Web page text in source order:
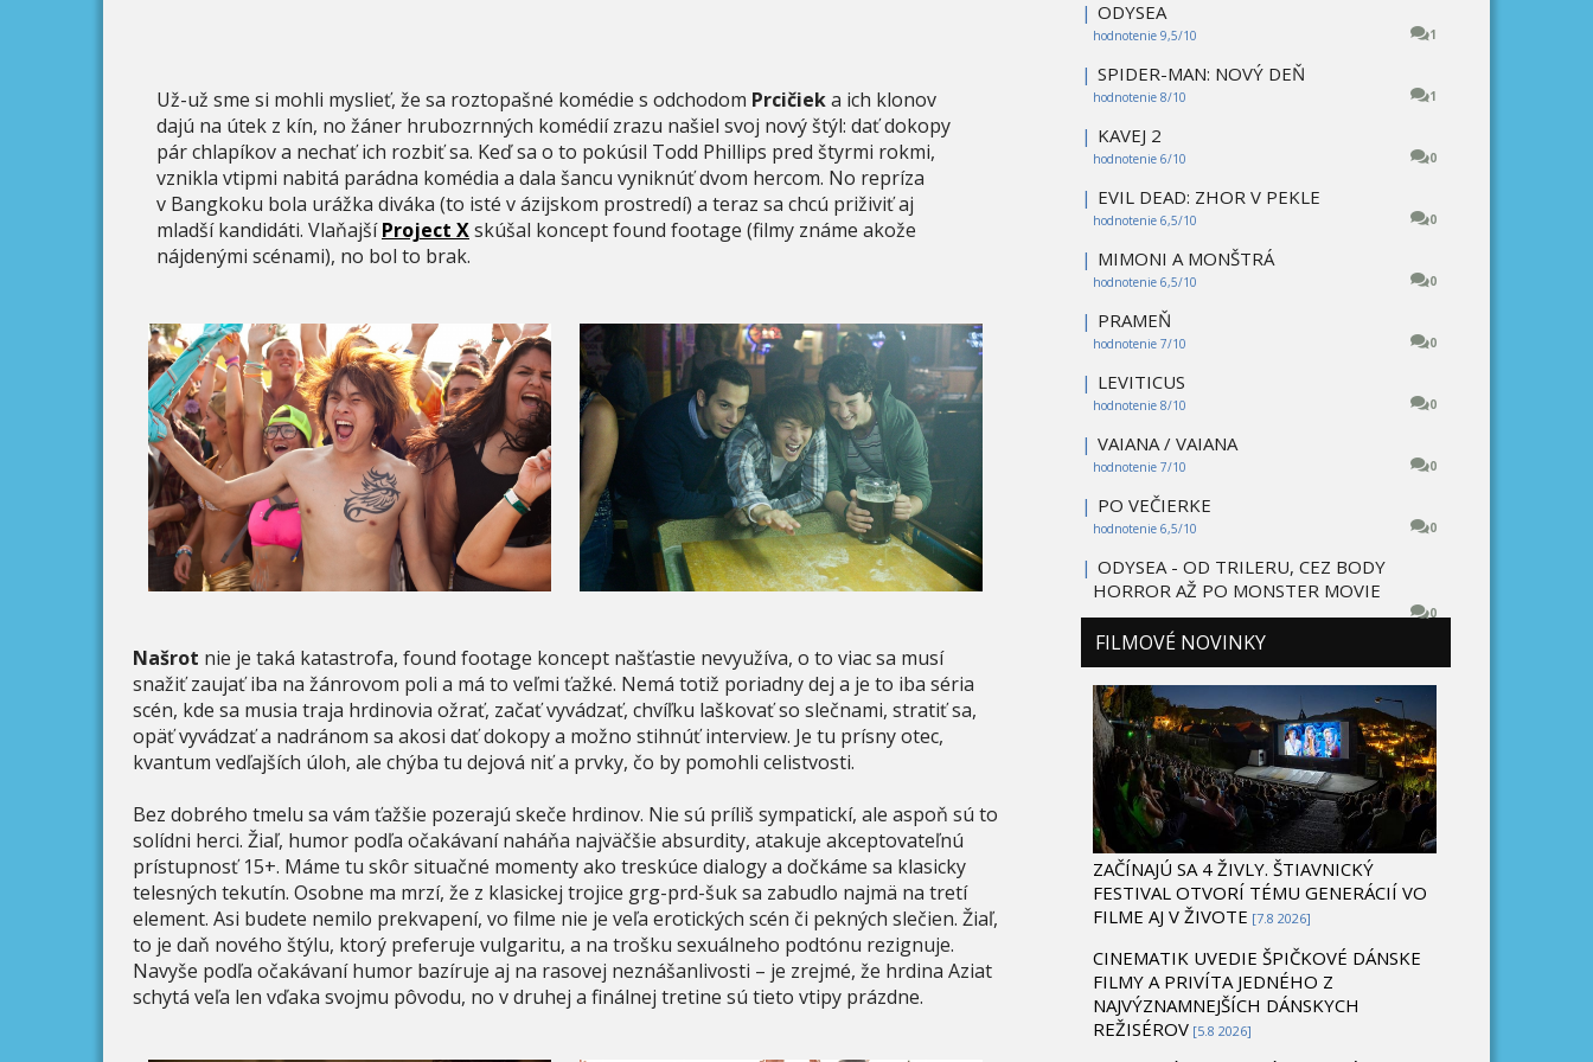
Už-už sme si mohli myslieť, že sa roztopašné komédie s odchodom Prcičieka ich klonov
dajú na útek z kín, no žáner hrubozrnných komédií zrazu našiel svoj nový štýl: dať dokopy
pár chlapíkov a nechať ich rozbiť sa. Keď sa o to pokúsil Todd Phillips pred štyrmi rokmi,
vznikla vtipmi nabitá parádna komédia a dala šancu vyniknúť dvom hercom. No repríza
v Bangkoku bola urážka diváka (to isté v ázijskom prostredí) a teraz sa chcú priživiť aj
mladší kandidáti. VlaňajšíProject Xskúšal koncept found footage (filmy známe akože
nájdenými scénami), no bol to brak.
Našrot nie je taká katastrofa, found footage koncept našťastie nevyužíva, o to viac sa musí
snažiť zaujať iba na žánrovom poli a má to veľmi ťažké. Nemá totiž poriadny dej a je to iba séria
scén, kde sa musia traja hrdinovia ožrať, začať vyvádzať, chvíľku laškovať so slečnami, stratiť sa,
opäť vyvádzať a nadránom sa akosi dať dokopy a možno stihnúť interview. Je tu prísny otec,
kvantum vedľajších úloh, ale chýba tu dejová niť a prvky, čo by pomohli celistvosti.
Bez dobrého tmelu sa vám ťažšie pozerajú skeče hrdinov. Nie sú príliš sympatickí, ale aspoň sú to
solídni herci. Žiaľ, humor podľa očakávaní naháňa najväčšie absurdity, atakuje akceptovateľnú
prístupnosť 15+. Máme tu skôr situačné momenty ako treskúce dialogy a dočkáme sa klasicky
telesných tekutín. Osobne ma mrzí, že z klasickej trojice grg-prd-šuk sa zabudlo najmä na tretí
element. Asi budete nemilo prekvapení, vo filme nie je veľa erotických scén či pekných slečien. Žiaľ,
to je daň nového štýlu, ktorý preferuje vulgaritu, a na trošku sexuálneho podtónu rezignuje.
Navyše podľa očakávaní humor bazíruje aj na rasovej neznášanlivosti – je zrejmé, že hrdina Aziat
schytá veľa len vďaka svojmu pôvodu, no v druhej a finálnej tretine sú tieto vtipy prázdne.
| ODYSEA
1
hodnotenie 9,5/10
| SPIDER-MAN: NOVÝ DEŇ
1
hodnotenie 8/10
| KAVEJ 2
0
hodnotenie 6/10
| EVIL DEAD: ZHOR V PEKLE
0
hodnotenie 6,5/10
| MIMONI A MONŠTRÁ
0
hodnotenie 6,5/10
| PRAMEŇ
0
hodnotenie 7/10
| LEVITICUS
0
hodnotenie 8/10
| VAIANA / VAIANA
0
hodnotenie 7/10
| PO VEČIERKE
0
hodnotenie 6,5/10
| ODYSEA - OD TRILERU, CEZ BODY
HORROR AŽ PO MONSTER MOVIE
0
FILMOVÉ NOVINKY
ZAČÍNAJÚ SA 4 ŽIVLY. ŠTIAVNICKÝ
FESTIVAL OTVORÍ TÉMU GENERÁCIÍ VO
FILME AJ V ŽIVOTE [7.8 2026]
CINEMATIK UVEDIE ŠPIČKOVÉ DÁNSKE
FILMY A PRIVÍTA JEDNÉHO Z
NAJVÝZNAMNEJŠÍCH DÁNSKYCH
REŽISÉROV [5.8 2026]